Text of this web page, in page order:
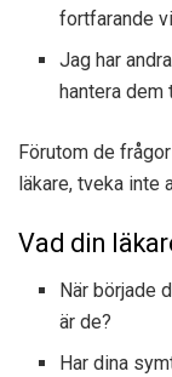
fortfarande
Jag har
hantera dem
Förutom de
läkare, tveka inte
Vad din
När började
är de?
Har dina